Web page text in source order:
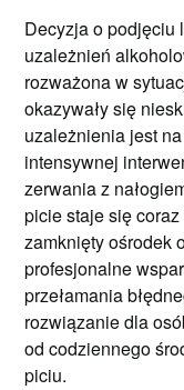
Decyzja o podjęciu
uzależnień
rozważona w
okazywały się
uzależnienia jest
intensywnej
zerwania z
picie staje się
zamknięty ośrodek
profesjonalne
przełamania
rozwiązanie dla
od codziennego
piciu.